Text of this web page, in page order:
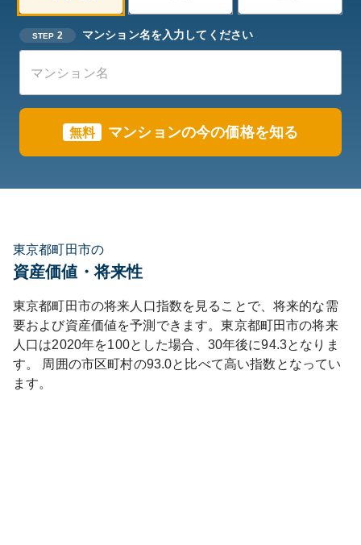
STEP 2 マンション名を入力してください
無料 マンションの今の価格を知る
東京都町田市の
資産価値・将来性
東京都町田市の将来人口指数を見ることで、将来的な需
要および資産価値を予測できます。東京都町田市の将来
人口は2020年を100とした場合、30年後に94.3となりま
す。
周囲の市区町村の93.0と比べて高い指数となってい
ます。